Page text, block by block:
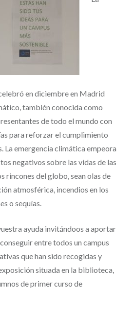
en diciembre en Madrid
también conocida como
de todo el mundo con
para reforzar el cumplimiento
La emergencia climática empeora
negativos sobre las vidas de las
rincones del globo, sean olas de
atmosférica, incendios en los
o sequías.
ayuda invitándoos a aportar
entre todos un campus
que han sido recogidas y
situada en la biblioteca,
de primer curso de